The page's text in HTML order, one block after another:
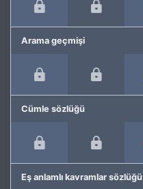
Arama geçmişi
Cümle sözlüğü
Eş anlamlı kavramlar sözlüğü